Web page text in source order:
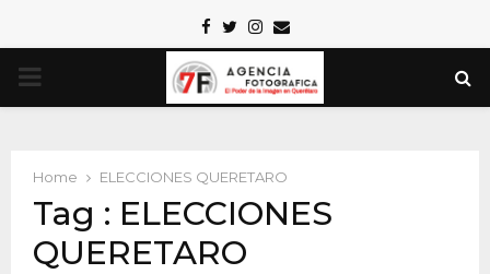
Facebook
TwitterInstagram
Email
PRIMARY
Home ELECCIONES QUERETARO
Tag : ELECCIONES
QUERETARO